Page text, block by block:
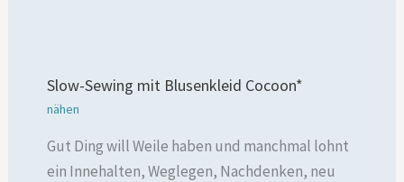
Slow-Sewing mit Blusenkleid Cocoon*
nähen
Gut Ding will Weile haben und manchmal lohnt
ein Innehalten, Weglegen, Nachdenken, neu